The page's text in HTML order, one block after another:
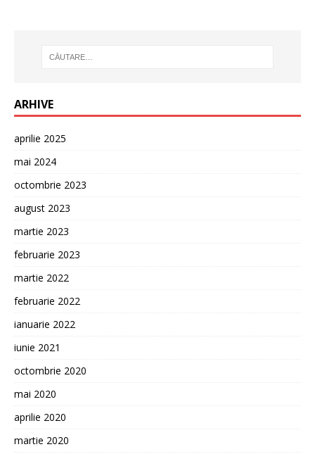
ARHIVE
aprilie 2025
mai 2024
octombrie 2023
august 2023
martie 2023
februarie 2023
martie 2022
februarie 2022
ianuarie 2022
iunie 2021
octombrie 2020
mai 2020
aprilie 2020
martie 2020